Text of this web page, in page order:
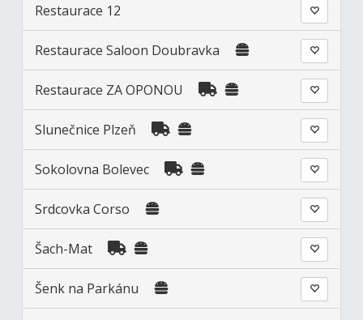
Restaurace 12
Restaurace Saloon Doubravka
Restaurace ZA OPONOU
Slunečnice Plzeň
Sokolovna Bolevec
Srdcovka Corso
Šach-Mat
Šenk na Parkánu